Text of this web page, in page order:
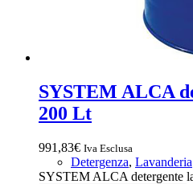
SYSTEM ALCA
200 Lt
991,83€ Iva Esclusa
Detergenza, Lavanderia
SYSTEM ALCA detergente